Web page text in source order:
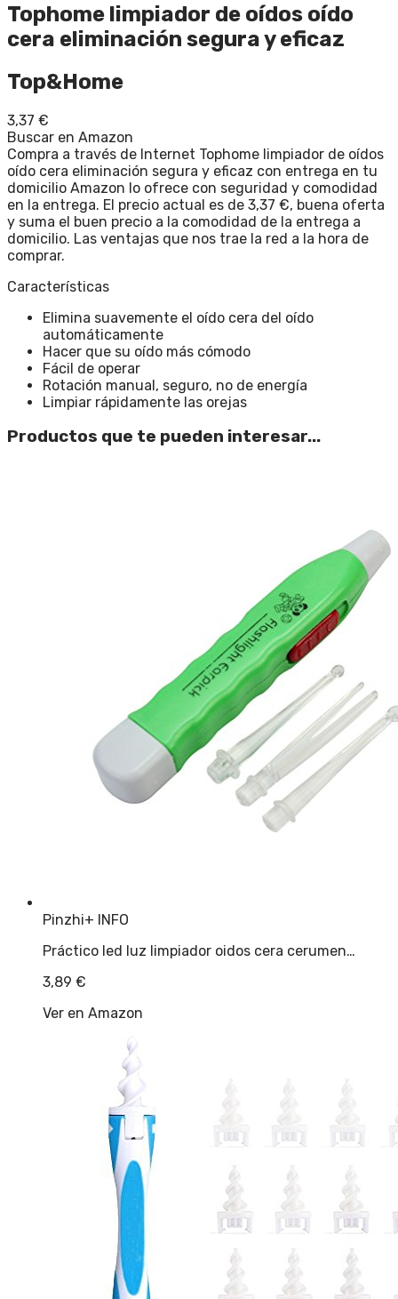
Tophome limpiador de oídos oído
cera eliminación segura y eficaz
Top&Home
3,37 €
Buscar en Amazon
Compra a través de Internet Tophome limpiador de oídos
oído cera eliminación segura y eficaz con entrega en tu
domicilio Amazon lo ofrece con seguridad y comodidad
en la entrega. El precio actual es de 3,37 €, buena oferta
y suma el buen precio a la comodidad de la entrega a
domicilio. Las ventajas que nos trae la red a la hora de
comprar.
Características
Elimina suavemente el oído cera del oído
automáticamente
Hacer que su oído más cómodo
Fácil de operar
Rotación manual, seguro, no de energía
Limpiar rápidamente las orejas
Productos que te pueden interesar...
Pinzhi+ INFO
Práctico led luz limpiador oidos cera cerumen…
3,89 €
Ver en Amazon